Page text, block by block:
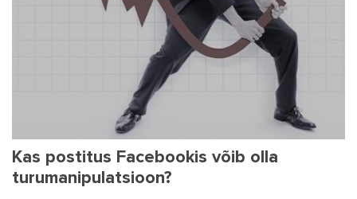
Kas postitus Facebookis võib olla
turumanipulatsioon?